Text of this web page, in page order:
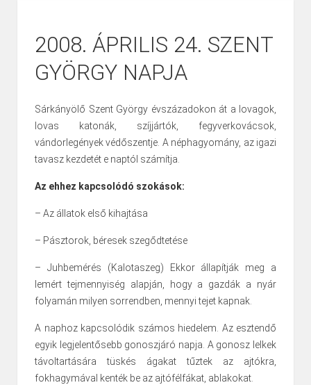
2008. ÁPRILIS 24. SZENT
GYÖRGY NAPJA
Sárkányölő Szent György évszázadokon át a lovagok,
lovas katonák, szíjjártók, fegyverkovácsok,
vándorlegények védőszentje. A néphagyomány, az igazi
tavasz kezdetét e naptól számítja.
Az ehhez kapcsolódó szokások:
– Az állatok első kihajtása
– Pásztorok, béresek szegődtetése
– Juhbemérés (Kalotaszeg) Ekkor állapítják meg a
lemért tejmennyiség alapján, hogy a gazdák a nyár
folyamán milyen sorrendben, mennyi tejet kapnak.
A naphoz kapcsolódik számos hiedelem. Az esztendő
egyik legjelentősebb gonoszjáró napja. A gonosz lelkek
távoltartására tüskés ágakat tűztek az ajtókra,
fokhagymával kenték be az ajtófélfákat, ablakokat.